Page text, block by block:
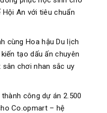
An với tiêu chuẩn
cùng Hoa hậu Du lịch
tạo dấu ấn chuyên
chơi nhan sắc uy
công dự án 2.500
Co.opmart – hệ